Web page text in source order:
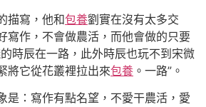
寫，他和包養劉實在沒有太多交
寫作，不會做農活，而他會做的只要
時辰在一路，此外時辰也玩不到宋微
將它從花叢裡拉出來包養 。一路”。
：寫作有點名望，不愛干農活，愛